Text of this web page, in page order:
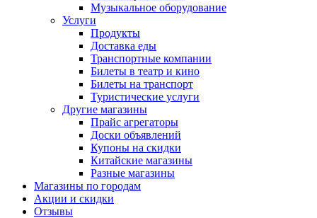
Музыкальное оборудование
Услуги
Продукты
Доставка еды
Транспортные компании
Билеты в театр и кино
Билеты на транспорт
Туристические услуги
Другие магазины
Прайс агрегаторы
Доски объявлений
Купоны на скидки
Китайские магазины
Разные магазины
Магазины по городам
Акции и скидки
Отзывы